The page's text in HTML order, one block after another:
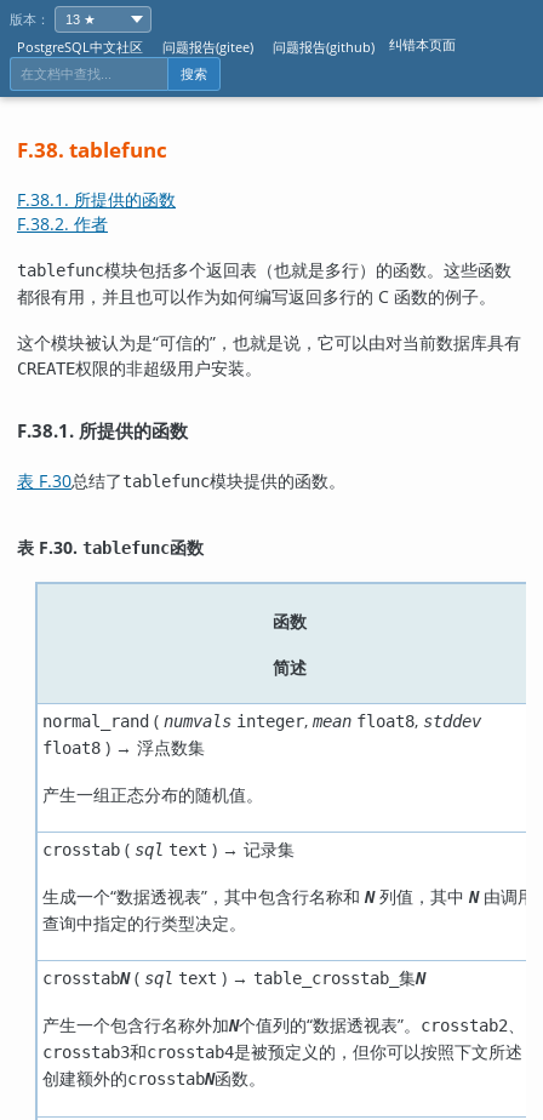
版本：
PostgreSQL中文社区
问题报告(gitee) 问题报告(github) 纠错本页面
搜索
F.38. tablefunc
F.38.1. 所提供的函数
F.38.2. 作者
tablefunc模块包括多个返回表（也就是多行）的函数。这些函数
都很有用，并且也可以作为如何编写返回多行的 C 函数的例子。
这个模块被认为是“可信的” ，也就是说，它可以由对当前数据库具有
CREATE权限的非超级用户安装。
F.38.1. 所提供的函数
表 F.30总结了tablefunc模块提供的函数。
表 F.30. tablefunc函数
函数
简述
normal_rand( numvals integer, mean float8, stddev
float8) → 浮点数集
产生一组正态分布的随机值。
crosstab( sql text ) → 记录集
生成一个“数据透视表”，其中包含行名称和 N列值，其中 N由调用
查询中指定的行类型决定。
crosstabN( sql text ) → table_crosstab_集N
产生一个包含行名称外加N个值列的“数据透视表”。 crosstab2
crosstab3和crosstab4是被预定义的，但你可以按照下文所述
创建额外的crosstabN函数。